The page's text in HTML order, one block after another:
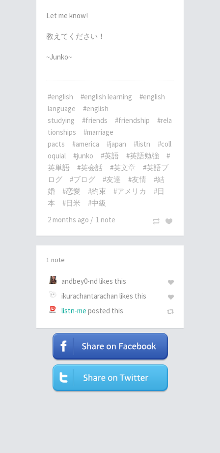
Let me know!
教えてください！
~Junko~
#english #english learning
#english
language
#english
studying
#friends #friendship
#rela
tionships
#marriage
pacts
#america #japan #listn
#coll
oquial
#junko #英語 #英語勉強
#
英単語
#英会話 #英文章
#英語ブ
ログ
#ブログ #友達 #友情
#結
婚
#恋愛 #約束 #アメリカ
#日
本
#日米
#中級
2 months ago / 1 note
1 note
andbey0-nd likes this
ikurachantarachan likes this
listn-me posted this